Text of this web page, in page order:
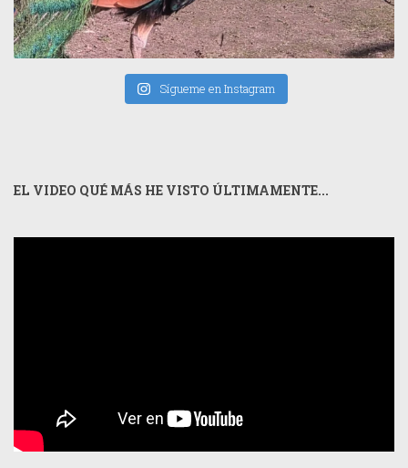
Sígueme en Instagram
EL VIDEO QUÉ MÁS HE VISTO ÚLTIMAMENTE...